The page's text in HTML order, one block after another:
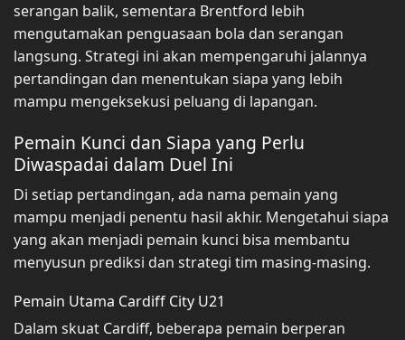
serangan balik, sementara Brentford lebih
mengutamakan penguasaan bola dan serangan
langsung. Strategi ini akan mempengaruhi jalannya
pertandingan dan menentukan siapa yang lebih
mampu mengeksekusi peluang di lapangan.
Pemain Kunci dan Siapa yang Perlu
Diwaspadai dalam Duel Ini
Di setiap pertandingan, ada nama pemain yang
mampu menjadi penentu hasil akhir. Mengetahui siapa
yang akan menjadi pemain kunci bisa membantu
menyusun prediksi dan strategi tim masing-masing.
Pemain Utama Cardiff City U21
Dalam skuat Cardiff, beberapa pemain berperan